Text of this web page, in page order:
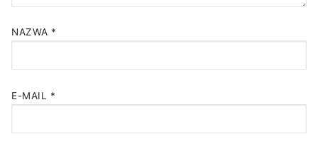
NAZWA *
E-MAIL *